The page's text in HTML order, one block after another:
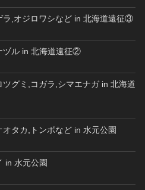
ラ,オジロワシなど in 北海道遠征③
ヅル in 北海道遠征②
ツグミ,コガラ,シマエナガ in 北海道
タカ,トンボなど in 水元公園
in 水元公園